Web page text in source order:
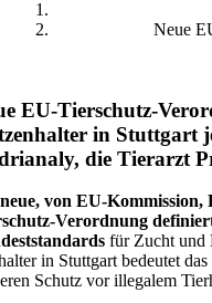
Neue
EU-Tierschutz-
in Stuttgart
die Tierarzt
von EU-Kommission,
Verordnung
für Zucht und
in Stuttgart bedeutet
Schutz vor illegalem